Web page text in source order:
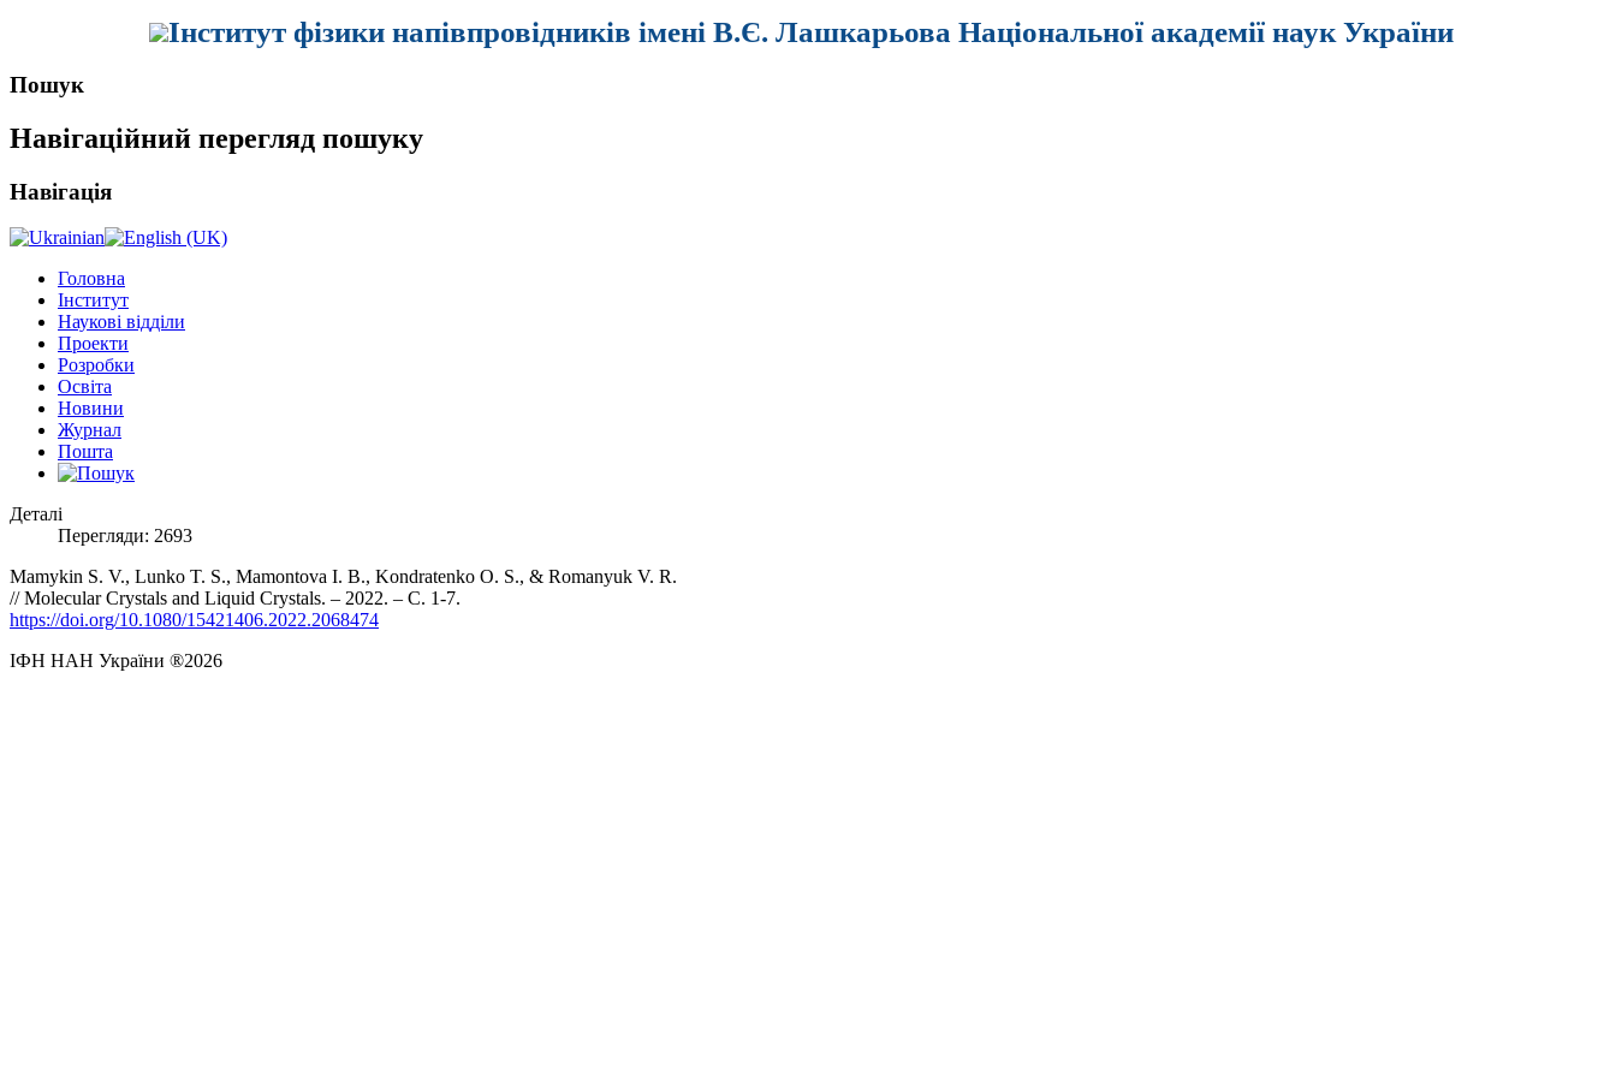
Інститут фізики напівпровідників імені В.Є. Лашкарьова Національної академії наук України
Пошук
Навігаційний перегляд пошуку
Навігація
Головна
Інститут
Наукові відділи
Проекти
Розробки
Освіта
Новини
Журнал
Пошта
Деталі
Перегляди: 2693
Mamykin S. V., Lunko T. S., Mamontova I. B., Kondratenko O. S., & Romanyuk V. R.
// Molecular Crystals and Liquid Crystals. – 2022. – С. 1-7.
https://doi.org/10.1080/15421406.2022.2068474
ІФН НАН України ®2026